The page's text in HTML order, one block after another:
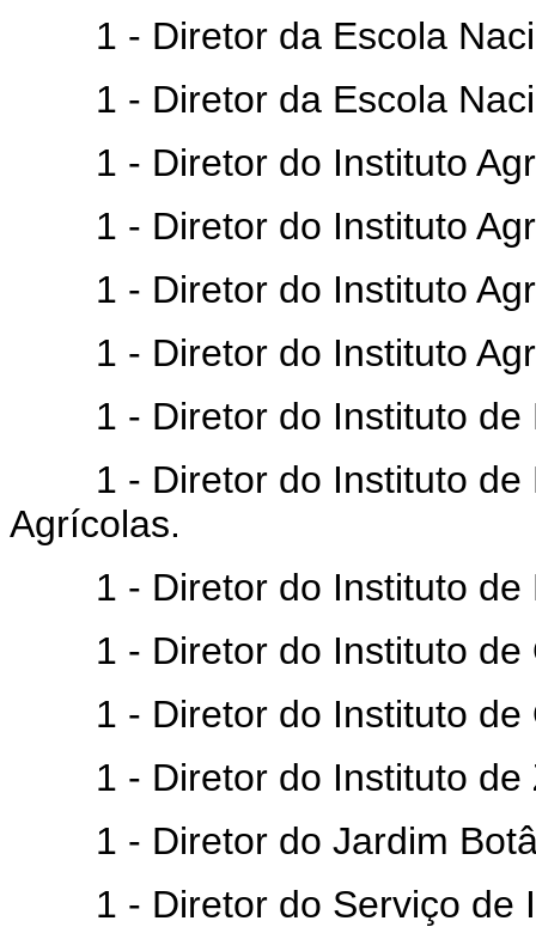
1 - Diretor da Escola
1 - Diretor da Escola
1 - Diretor do Instituto
1 - Diretor do Instituto
1 - Diretor do Instituto
1 - Diretor do Instituto
1 - Diretor do Instituto de
1 - Diretor do Instituto de
Agrícolas.
1 - Diretor do Instituto de
1 - Diretor do Instituto de
1 - Diretor do Instituto de
1 - Diretor do Instituto de
1 - Diretor do Jardim
1 - Diretor do Serviço de